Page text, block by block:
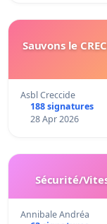
Sauvons le
Asbl Creccide
188 signatures
28 Apr 2026
Sécurité/
Annibale Andréa